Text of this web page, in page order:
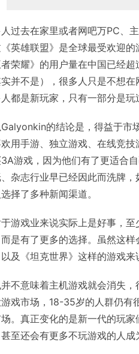
过去在家里或者网吧万PC、
英雄联盟》是全球最受欢迎
者荣耀》的用户量在中国已经
实并不是），很多人只是不想
都是新玩家，只有一部分是
Galyonkin的结论是，得益于市
用手游、独立游戏、在线竞
游戏，因为他们有了更适合
杂志行业早已经因此而洗牌
择了多种新闻渠道。
游戏业来说实际上是好事，
是有了更多的选择。虽然这
及《坦克世界》这样的游戏来
不意味着主机游戏就会消失
游戏市场，18-35岁的人群仍有
。真正变化的是新一代的玩
至还会有更多不玩游戏的人成